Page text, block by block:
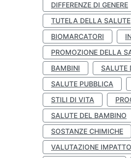
DIFFERENZE DI GENERE
TUTELA DELLA SALUTE
BIOMARCATORI
PROMOZIONE DELLA
BAMBINI
SALUTE
SALUTE PUBBLICA
STILI DI VITA
SALUTE DEL BAMBINO
SOSTANZE CHIMICHE
VALUTAZIONE